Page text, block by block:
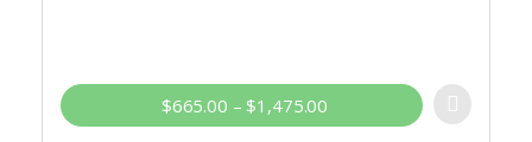
$665.00 – $1,475.00